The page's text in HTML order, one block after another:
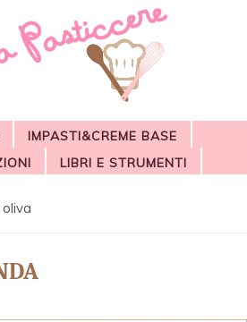
IMPASTI&CREME BASE
LIBRI E STRUMENTI